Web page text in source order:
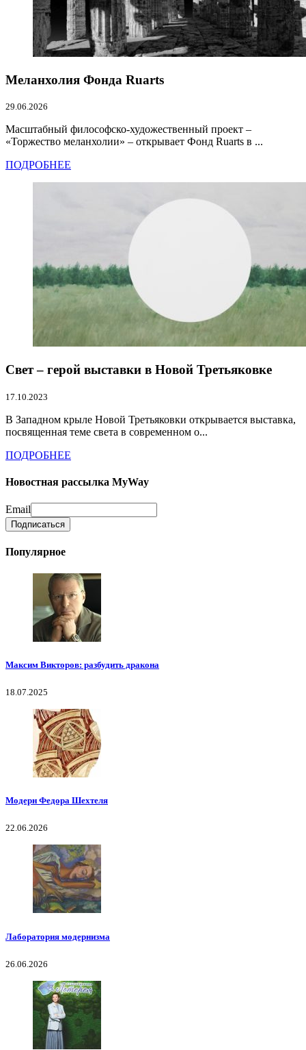
Меланхолия Фонда Ruarts
29.06.2026
Масштабный философско-художественный проект –
«Торжество меланхолии» – открывает Фонд Ruarts в ...
ПОДРОБНЕЕ
Свет – герой выставки в Новой Третьяковке
17.10.2023
В Западном крыле Новой Третьяковки открывается выставка,
посвященная теме света в современном о...
ПОДРОБНЕЕ
Новостная рассылка MyWay
Email
Популярное
Максим Викторов: разбудить дракона
18.07.2025
Модерн Федора Шехтеля
22.06.2026
Лаборатория модернизма
26.06.2026